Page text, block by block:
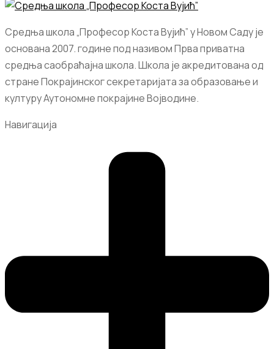
Средња школа „Професор Коста Вујић” у Новом Саду је
основана 2007. године под називом Прва приватна
средња саобраћајна школа. Школа је акредитована од
стране Покрајинског секретаријата за образовање и
културу Аутономне покрајине Војводине.
Навигација